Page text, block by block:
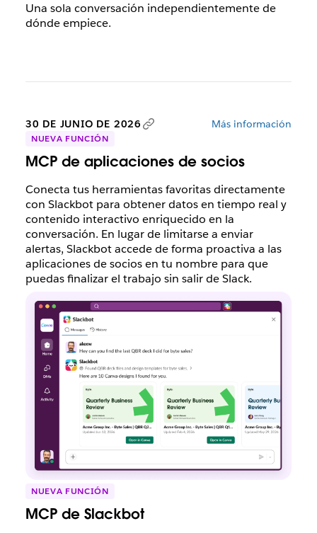
Una sola conversación independientemente de
dónde empiece.
30 DE JUNIO DE 2026 Más información
NUEVA FUNCIÓN
MCP de aplicaciones de socios
Conecta tus herramientas favoritas directamente
con Slackbot para obtener datos en tiempo real y
contenido interactivo enriquecido en la
conversación. En lugar de limitarse a enviar
alertas, Slackbot accede de forma proactiva a las
aplicaciones de socios en tu nombre para que
puedas finalizar el trabajo sin salir de Slack.
NUEVA FUNCIÓN
MCP de Slackbot